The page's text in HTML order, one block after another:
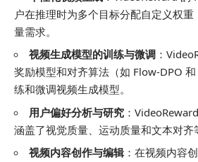
户在推理时为多个目标分配自定义权
量需求。
视频生成模型的训练与微调 ：
奖励模型和对齐算法（如 Flow-DPO
练和微调视频生成模型。
用户偏好分析与研究 ：
涵盖了视觉质量、运动质量和文本对齐
视频内容创作与编辑：在视频内容